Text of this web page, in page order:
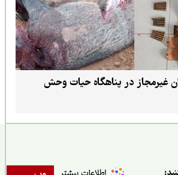
در پناهگاه حیات وحش